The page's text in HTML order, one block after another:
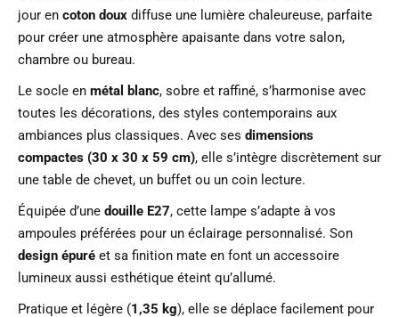
jour en coton doux diffuse une lumière chaleureuse, parfaite
pour créer une atmosphère apaisante dans votre salon,
chambre ou bureau.
Le socle en métal blanc, sobre et raffiné, s’harmonise avec
toutes les décorations, des styles contemporains aux
ambiances plus classiques. Avec ses dimensions
compactes (30 x 30 x 59 cm), elle s’intègre discrètement sur
une table de chevet, un buffet ou un coin lecture.
Équipée d’une douille E27, cette lampe s’adapte à vos
ampoules préférées pour un éclairage personnalisé. Son
design épuré et sa finition mate en font un accessoire
lumineux aussi esthétique éteint qu’allumé.
Pratique et légère (1,35 kg), elle se déplace facilement pour